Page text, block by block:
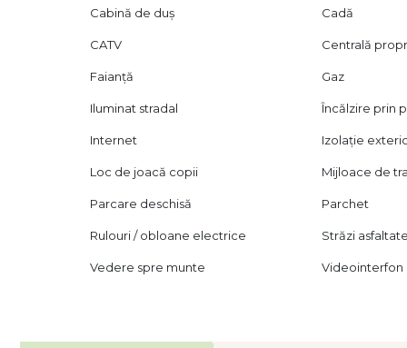
Cabină de duș Cadă
CATV Centrală
Faianță Gaz
Iluminat stradal Încălzire prin
Internet Izolație
Loc de joacă copii Mijloace de
Parcare deschisă Parchet
Rulouri / obloane electrice Străzi asfaltate
Vedere spre munte Videointerfon